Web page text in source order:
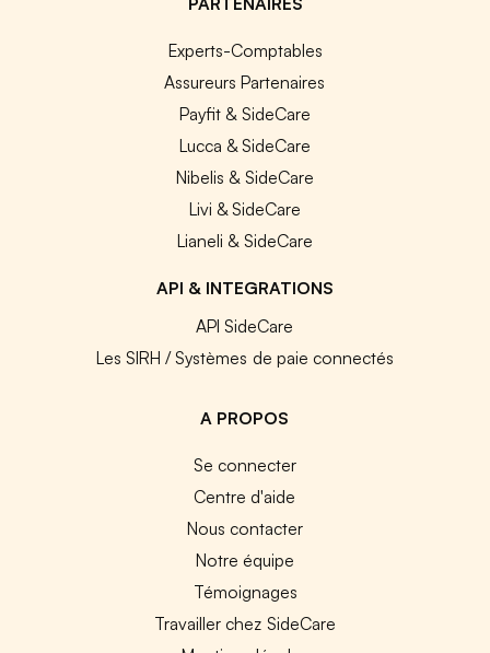
Experts-Comptables
Assureurs Partenaires
Payfit & SideCare
Lucca & SideCare
Nibelis & SideCare
Livi & SideCare
Lianeli & SideCare
API & INTEGRATIONS
API SideCare
Les SIRH / Systèmes de paie connectés
A PROPOS
Se connecter
Centre d'aide
Nous contacter
Notre équipe
Témoignages
Travailler chez SideCare